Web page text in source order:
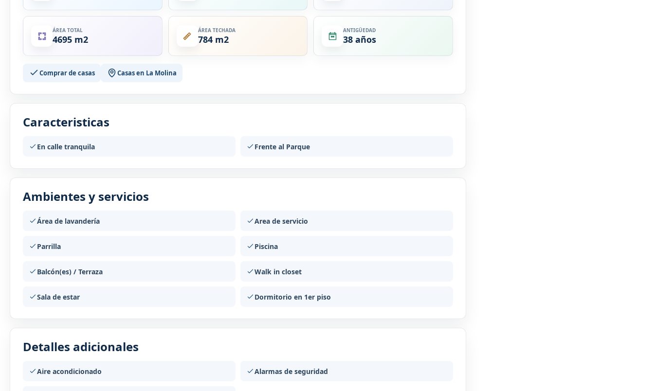
ÁREA TOTAL
4695 m2
ÁREA TECHADA
784 m2
ANTIGÜEDAD
38 años
Comprar de casas Casas en La Molina
Caracteristicas
En calle tranquila Frente al Parque
Ambientes y servicios
Área de lavandería Area de servicio
Parrilla Piscina
Balcón(es) / Terraza Walk in closet
Sala de estar Dormitorio en 1er piso
Detalles adicionales
Aire acondicionado Alarmas de seguridad